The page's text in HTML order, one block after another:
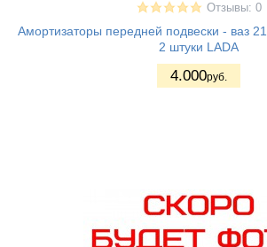
Отзывы: 0
Амортизаторы передней подвески - ваз
2 штуки LADA
4.000руб.